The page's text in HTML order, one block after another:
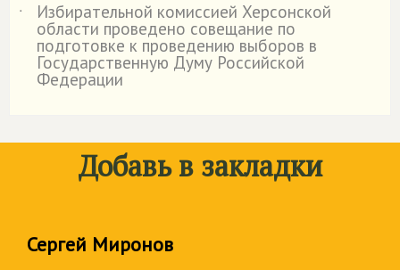
˙
Избирательной комиссией Херсонской
области проведено совещание по
подготовке к проведению выборов в
Государственную Думу Российской
Федерации
Добавь в закладки
Сергей Миронов